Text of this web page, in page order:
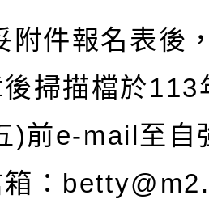
附件報名表後
掃描檔於113
)前e-mail至自
箱：